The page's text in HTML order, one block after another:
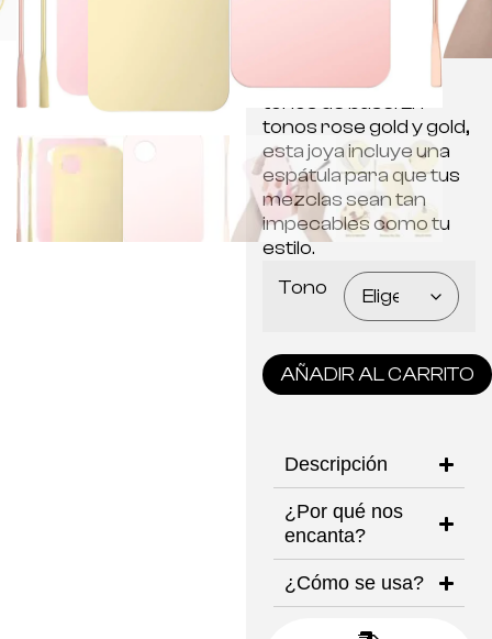
perfeccionar tus
tonos de base. En
tonos rose gold y gold,
esta joya incluye una
espátula para que tus
mezclas sean tan
impecables como tu
estilo.
Tono
AÑADIR AL CARRITO
Descripción
¿Por qué nos
encanta?
¿Cómo se usa?